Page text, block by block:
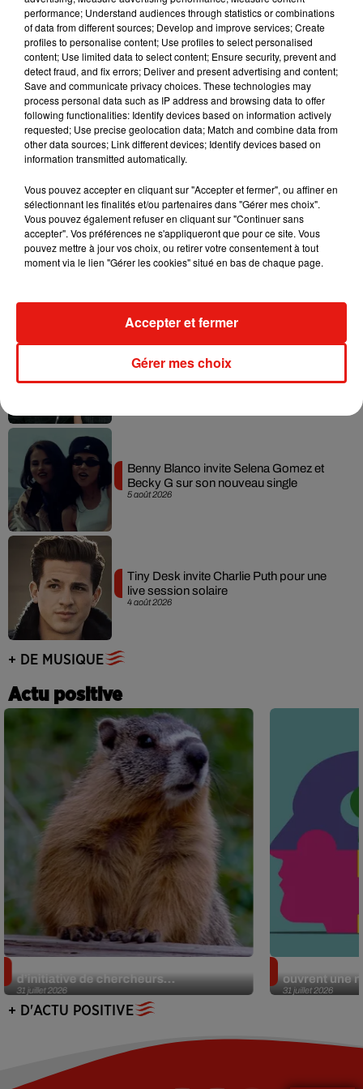
7 août 2026
Julien Lieb s’essaye à la vie de chatelain
dans son nouveau clip
Madonna sort enfin le remix de « Love
Sensation » avec Kylie Minogue
Tayc et Didi B dévoilent le single le plus
dansant de l’année
7 août 2026
Angèle et Amélie Lens dévoilent leur
5 août 2026
Benny Blanco invite Selena Gomez et
Becky G sur son nouveau single
4 août 2026
Tiny Desk invite Charlie Puth pour une
live session solaire
+ DE MUSIQUE
Actu positive
31 juillet 2026
d’initiative de chercheurs...
31 juillet 2026
ouvrent une
+ D'ACTU POSITIVE
performance; Understand audiences through statistics or combinations
of data from different sources; Develop and improve services; Create
profiles to personalise content; Use profiles to select personalised
content; Use limited data to select content; Ensure security, prevent and
detect fraud, and fix errors; Deliver and present advertising and content;
Save and communicate privacy choices. These technologies may
process personal data such as IP address and browsing data to offer
following functionalities: Identify devices based on information actively
requested; Use precise geolocation data; Match and combine data from
other data sources; Link different devices; Identify devices based on
information transmitted automatically.
Vous pouvez accepter en cliquant sur "Accepter et fermer", ou affiner en
sélectionnant les finalités et/ou partenaires dans "Gérer mes choix".
Vous pouvez également refuser en cliquant sur "Continuer sans
accepter". Vos préférences ne s'appliqueront que pour ce site. Vous
pouvez mettre à jour vos choix, ou retirer votre consentement à tout
moment via le lien "Gérer les cookies" situé en bas de chaque page.
Gérer mes choix
Accepter et fermer